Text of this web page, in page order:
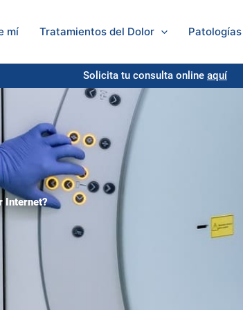
mí Tratamientos del Dolor Patologías
Solicita tu consulta online aquí
Internet?